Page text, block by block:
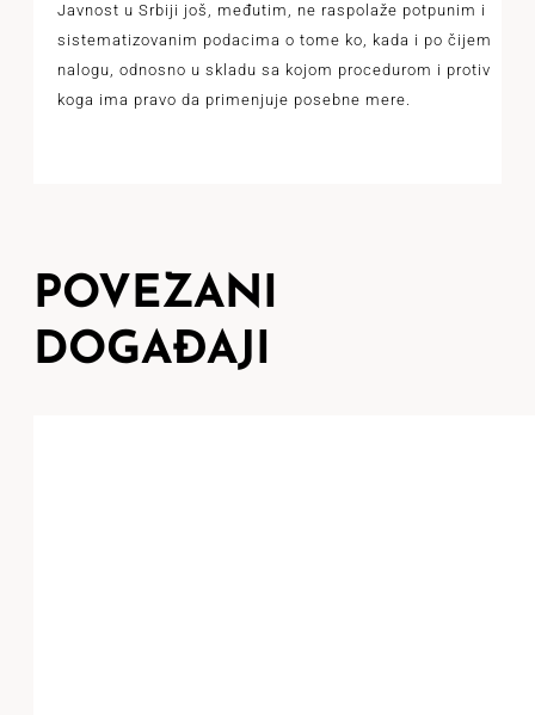
Javnost u Srbiji još, međutim, ne raspolaže potpunim i
sistematizovanim podacima o tome ko, kada i po čijem
nalogu, odnosno u skladu sa kojom procedurom i protiv
koga ima pravo da primenjuje posebne mere.
POVEZANI
DOGAĐAJI